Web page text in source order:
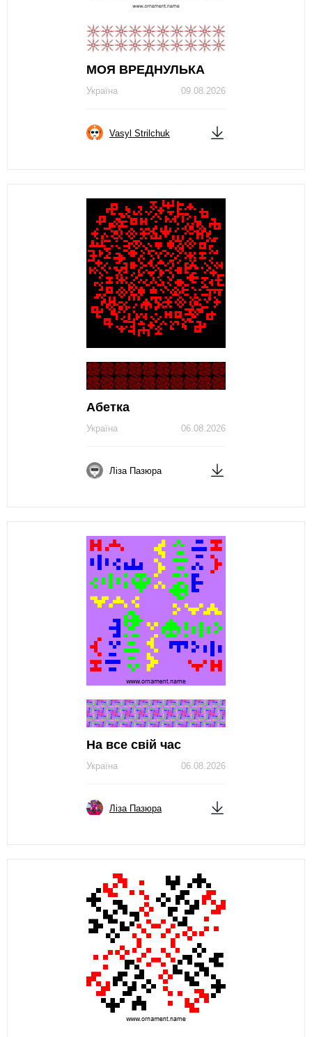
МОЯ ВРЕДНУЛЬКА
09.08.2026
Україна
Vasyl Strilchuk
Абетка
06.08.2026
Україна
Ліза Пазюра
На все свій час
06.08.2026
Україна
Ліза Пазюра